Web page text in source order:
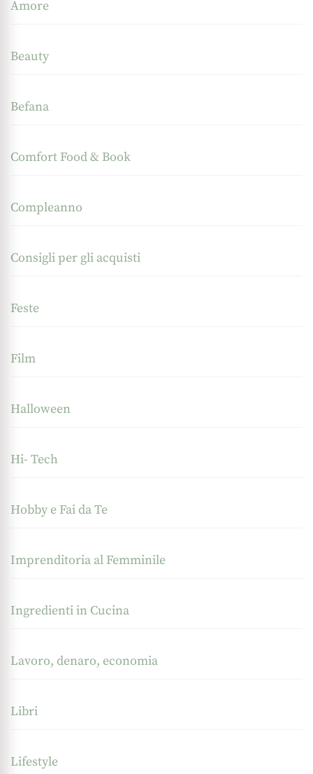
Amore
Beauty
Befana
Comfort Food & Book
Compleanno
Consigli per gli acquisti
Feste
Film
Halloween
Hi- Tech
Hobby e Fai da Te
Imprenditoria al Femminile
Ingredienti in Cucina
Lavoro, denaro, economia
Libri
Lifestyle